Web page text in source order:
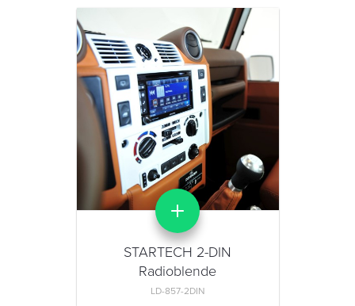
STARTECH 2-DIN
Radioblende
LD-857-2DIN